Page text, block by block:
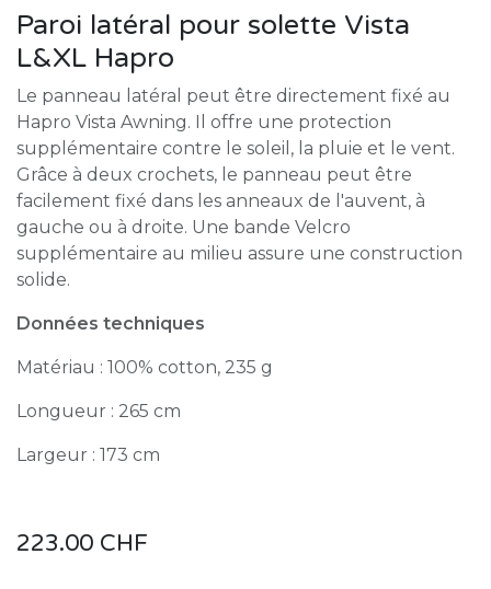
Paroi latéral pour solette Vista
L&XL Hapro
Le panneau latéral peut être directement fixé au
Hapro Vista Awning. Il offre une protection
supplémentaire contre le soleil, la pluie et le vent.
Grâce à deux crochets, le panneau peut être
facilement fixé dans les anneaux de l'auvent, à
gauche ou à droite. Une bande Velcro
supplémentaire au milieu assure une construction
solide.
Données techniques
Matériau : 100% cotton, 235 g
Longueur : 265 cm
Largeur : 173 cm
223.00 CHF